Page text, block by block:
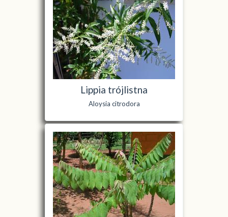
Lippia trójlistna
Aloysia citrodora